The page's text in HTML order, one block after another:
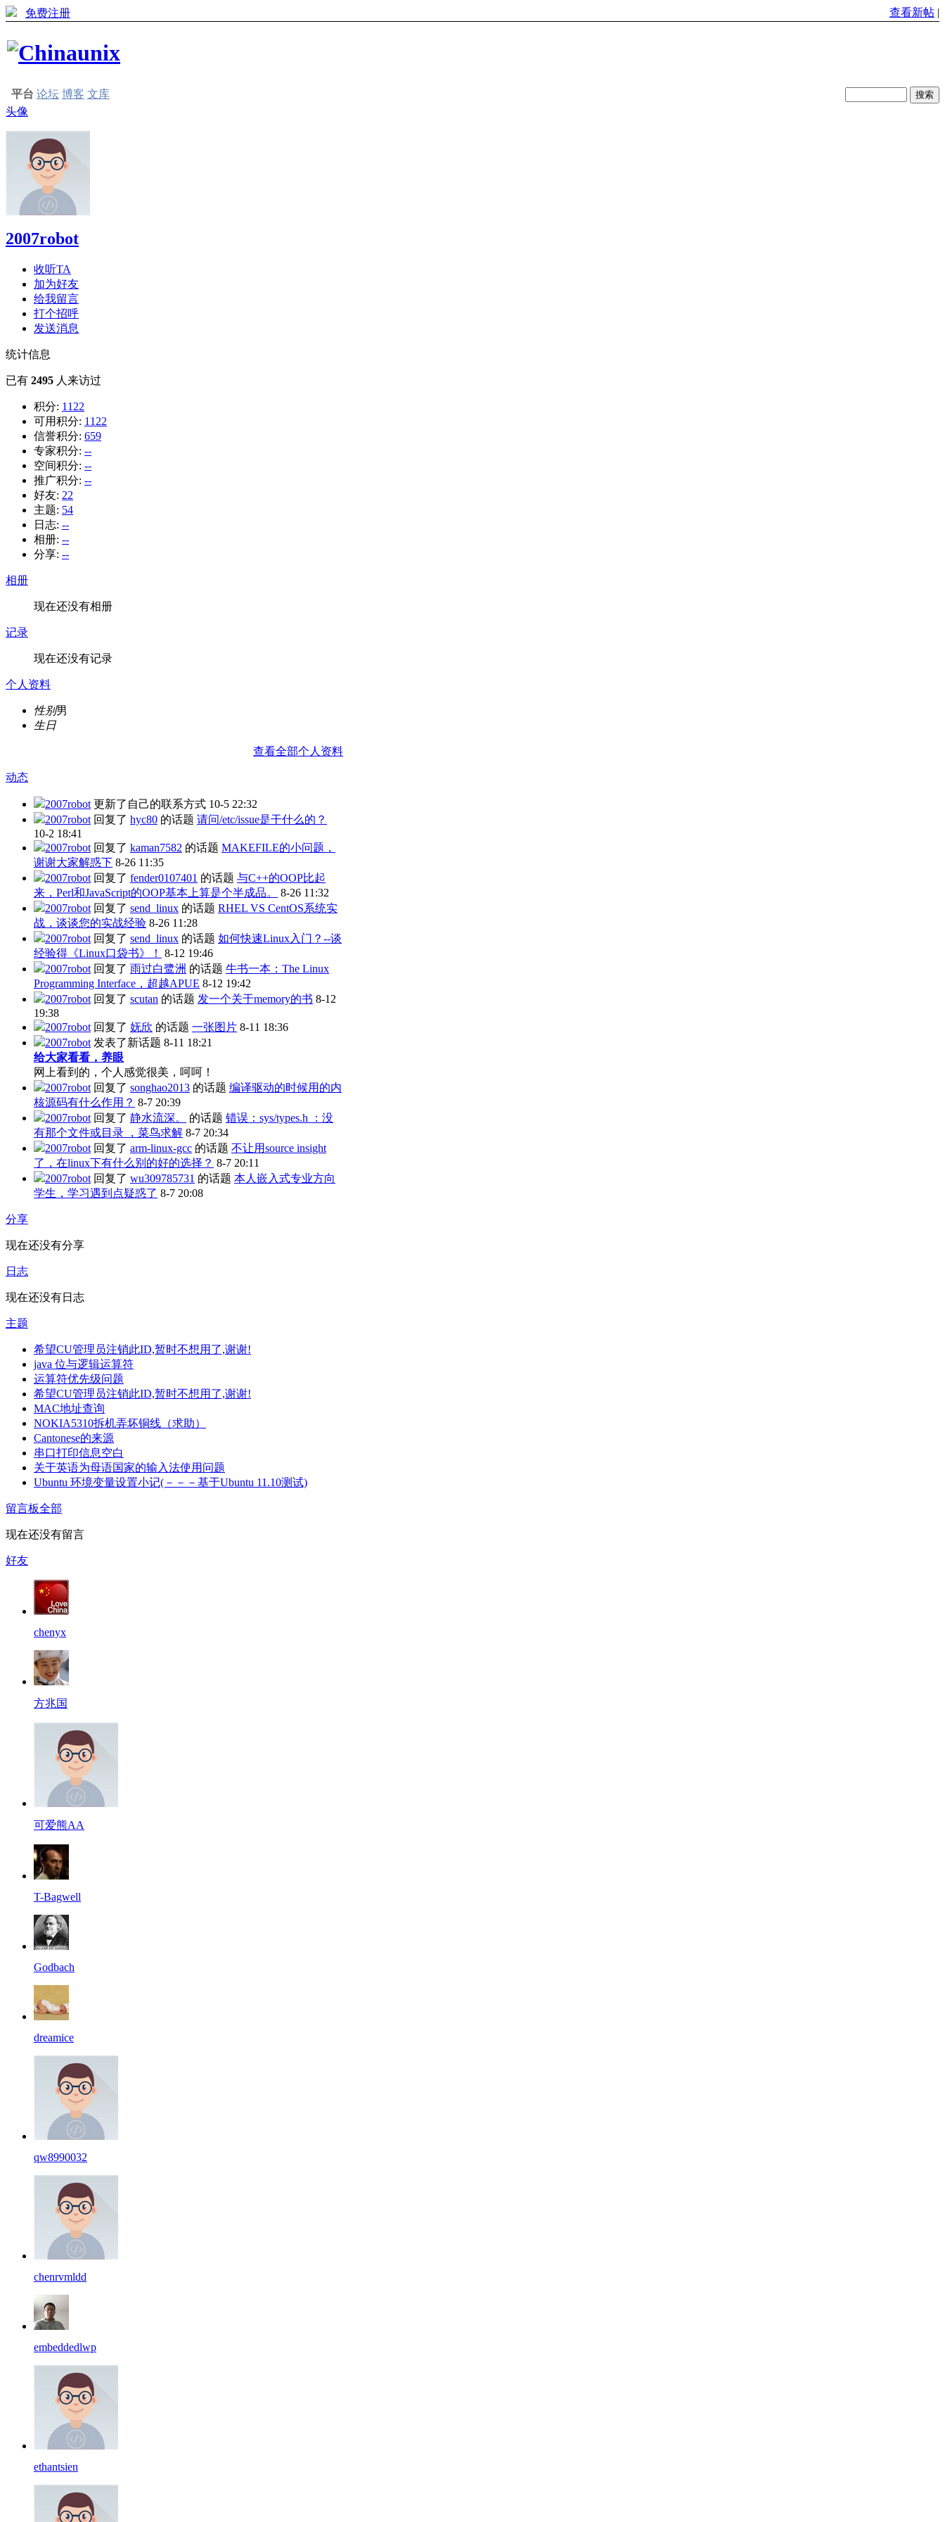
免费注册 查看新帖 |
平台 论坛 博客 文库
头像
2007robot
收听TA
加为好友
给我留言
打个招呼
发送消息
统计信息
已有 2495 人来访过
积分: 1122
可用积分: 1122
信誉积分: 659
专家积分: --
空间积分: --
推广积分: --
好友: 22
主题: 54
日志: --
相册: --
分享: --
相册
现在还没有相册
记录
现在还没有记录
个人资料
性别男
生日
查看全部个人资料
动态
2007robot 更新了自己的联系方式 10-5 22:32
2007robot 回复了 hyc80 的话题 请问/etc/issue是干什么的？
10-2 18:41
2007robot 回复了 kaman7582 的话题 MAKEFILE的小问题，
谢谢大家解惑下 8-26 11:35
2007robot 回复了 fender0107401 的话题 与C++的OOP比起
来，Perl和JavaScript的OOP基本上算是个半成品。
8-26 11:32
2007robot 回复了 send_linux 的话题 RHEL VS CentOS系统实
战，谈谈您的实战经验 8-26 11:28
2007robot 回复了 send_linux 的话题 如何快速Linux入门？--谈
经验得《Linux口袋书》！
8-12 19:46
2007robot 回复了 雨过白鹭洲 的话题 牛书一本：The Linux
Programming Interface，超越APUE 8-12 19:42
2007robot 回复了 scutan 的话题 发一个关于memory的书 8-12
19:38
2007robot 回复了 妩欣 的话题 一张图片 8-11 18:36
2007robot 发表了新话题 8-11 18:21
给大家看看，养眼
网上看到的，个人感觉很美，呵呵！
2007robot 回复了 songhao2013 的话题 编译驱动的时候用的内
核源码有什么作用？ 8-7 20:39
2007robot 回复了 静水流深。 的话题 错误：sys/types.h ：没
有那个文件或目录 ，菜鸟求解 8-7 20:34
2007robot 回复了 arm-linux-gcc 的话题 不让用source insight
了，在linux下有什么别的好的选择？ 8-7 20:11
2007robot 回复了 wu309785731 的话题 本人嵌入式专业方向
学生，学习遇到点疑惑了 8-7 20:08
分享
现在还没有分享
日志
现在还没有日志
主题
希望CU管理员注销此ID,暂时不想用了,谢谢!
java 位与逻辑运算符
运算符优先级问题
希望CU管理员注销此ID,暂时不想用了,谢谢!
MAC地址查询
NOKIA5310拆机弄坏铜线（求助）
Cantonese的来源
串口打印信息空白
关于英语为母语国家的输入法使用问题
Ubuntu 环境变量设置小记(－－－基于Ubuntu 11.10测试)
留言板全部
现在还没有留言
好友
chenyx
方兆国
可爱熊AA
T-Bagwell
Godbach
dreamice
qw8990032
chenrvmldd
embeddedlwp
ethantsien